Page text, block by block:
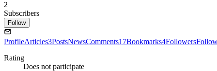
2
Subscribers
Follow
ProfileArticles3PostsNewsComments17Bookmarks4Followers
Rating
Does not participate